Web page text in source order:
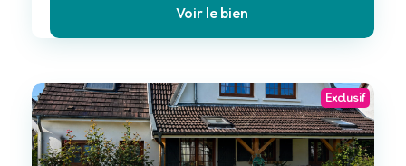
Voir le bien
Exclusif